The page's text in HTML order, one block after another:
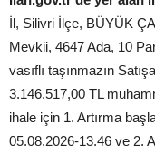
İl, Silivri İlçe, BÜYÜK
Mevkii, 4647 Ada, 10
vasıflı taşınmazın
3.146.517,00 TL
ihale için 1. Artırma
05.08.2026-13.46 ve 2.